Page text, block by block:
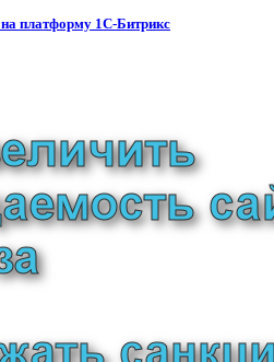
на платформу 1С-Битрикс